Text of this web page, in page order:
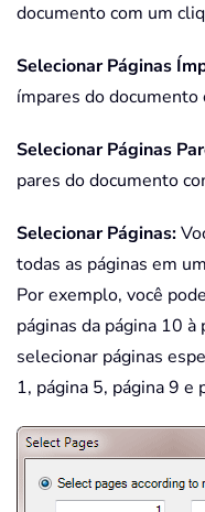
documento com um
Selecionar Páginas
ímpares do documento
Selecionar Páginas
pares do documento
Selecionar Páginas:
todas as páginas em
Por exemplo, você
páginas da página 10
selecionar páginas
1, página 5, página 9 e